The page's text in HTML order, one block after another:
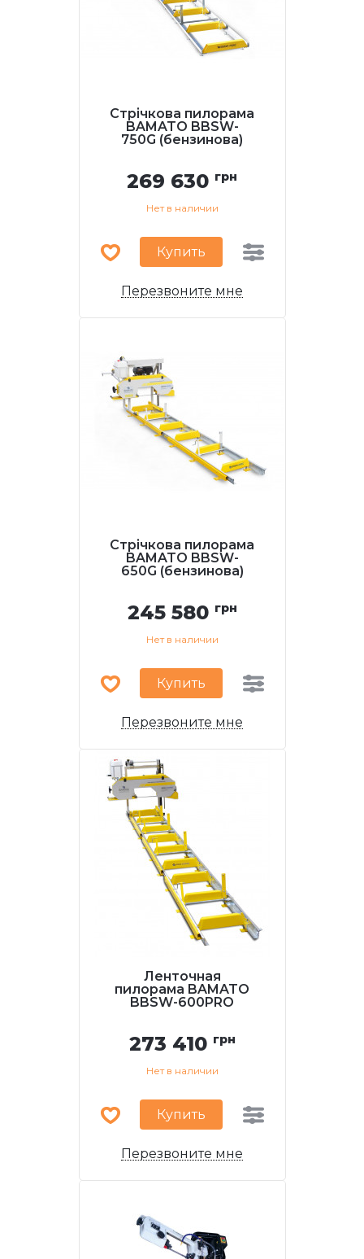
Стрічкова пилорама
BAMATO BBSW-
750G (бензинова)
269 630 грн
Нет в наличии
Купить
Перезвоните мне
Стрічкова пилорама
BAMATO BBSW-
650G (бензинова)
245 580 грн
Нет в наличии
Купить
Перезвоните мне
Ленточная
пилорама BAMATO
BBSW-600PRO
273 410 грн
Нет в наличии
Купить
Перезвоните мне